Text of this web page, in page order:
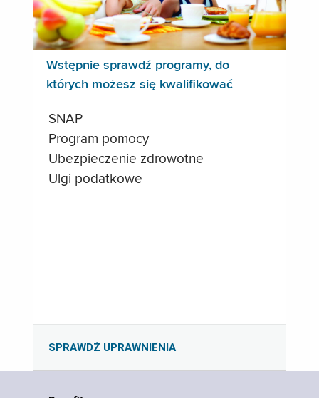
Wstępnie sprawdź programy, do
których możesz się kwalifikować
SNAP
Program pomocy
Ubezpieczenie zdrowotne
Ulgi podatkowe
SPRAWDŹ UPRAWNIENIA